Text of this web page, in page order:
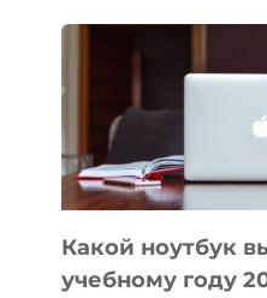
БЕЗ
КОДА
Какой ноутбук
учебному году